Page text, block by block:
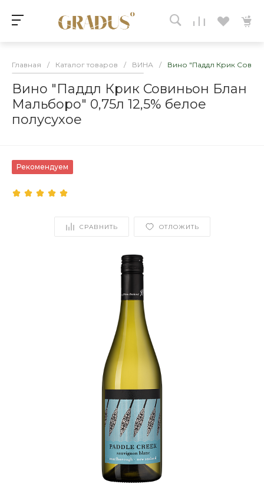
Главная / Каталог товаров / ВИНА / Вино "Паддл Крик
Вино "Паддл Крик Совиньон Блан
Мальборо" 0,75л 12,5% белое
полусухое
Рекомендуем
СРАВНИТЬ ОТЛОЖИТЬ